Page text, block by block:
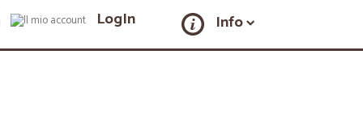
LogIn Info